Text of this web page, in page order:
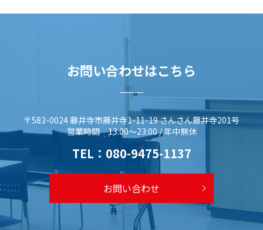
お問い合わせはこちら
〒583-0024 藤井寺市藤井寺1-11-19 さんさん藤井寺201号
営業時間 13:00～23:00 / 年中無休
TEL： 080-9475-1137
お問い合わせ